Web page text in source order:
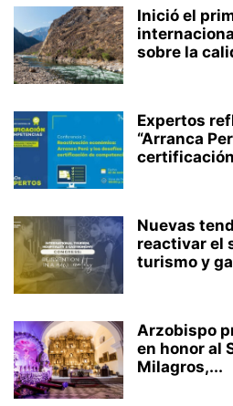
Inició el
sobre la
Expertos
“Arranca
Nuevas
reactivar el
turismo y
Arzobispo
en honor al
Milagros,...